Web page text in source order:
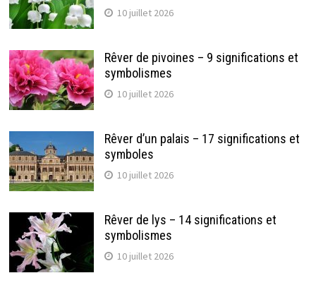
10 juillet 2026
Rêver de pivoines – 9 significations et
symbolismes
10 juillet 2026
Rêver d’un palais – 17 significations et
symboles
10 juillet 2026
Rêver de lys – 14 significations et
symbolismes
10 juillet 2026